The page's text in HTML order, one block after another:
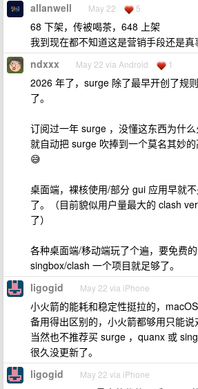
allanwell May 22 5
68 下架，传被喝茶，648 上架
我到现在都不知道这是营销手段还是真
ndxxx May 22 via Android 1
2026 年了，surge 除了最早开创了规
了。
订阅过一年 surge ，没懂这东西为什么
就自动把 surge 吹捧到一个莫名其妙
😅
桌面端，裸核使用/部分 gui 应用早就
了。（目前貌似用户量最大的 clash
了）
各种桌面端/移动端玩了个遍，要免费
singbox/clash 一个项目就足够了。
ligogid May 22 via iPhone
小火箭的能耗和稳定性挺拉的，
备用得出区别的，小火箭都够用只能说
当然也不推荐买 surge ，quanx 或
很久没更新了。
ligogid May 22 via iPhone